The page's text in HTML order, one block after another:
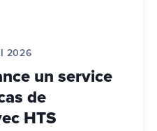
2026
un service
de
HTS